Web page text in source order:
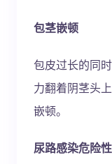
包茎嵌顿
包皮过长的同
力翻着阴茎头
嵌顿。
尿路感染危险